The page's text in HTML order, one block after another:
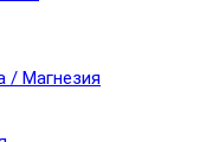
/ Магнезия